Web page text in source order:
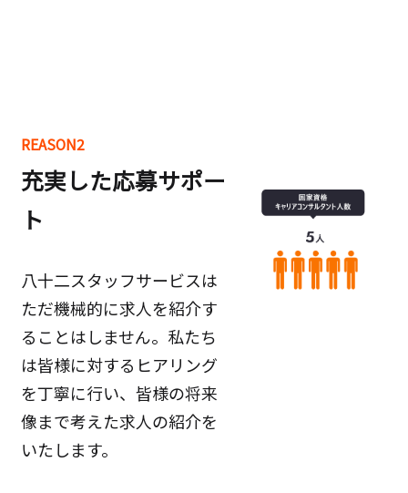
REASON2
充実した応募サポー
ト
八十二スタッフサービスは
ただ機械的に求人を紹介す
ることはしません。私たち
は皆様に対するヒアリング
を丁寧に行い、皆様の将来
像まで考えた求人の紹介を
いたします。